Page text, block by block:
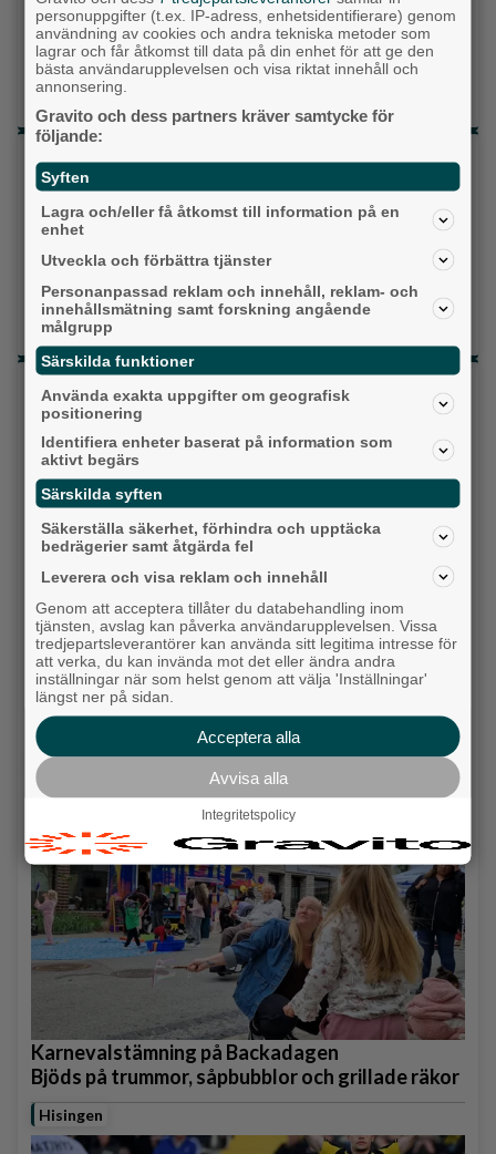
Liberalerna
Vet ej
Topp tre denna veckan
Milstolpen: Ny tunnel är på plats under
järnvägen
Detta händer i Alingsås 3–10 augusti
Gatuköksklassiker blev succé – nu växlar
Ånga upp
Senaste artiklarna
Alingsås
Detta händer i Alingsås 3–10 augusti
Backa/Kärra
Karnevalstämning på Backadagen
Bjöds på trummor, såpbubblor och grillade räkor
Hisingen
personuppgifter (t.ex. IP-adress, enhetsidentifierare) genom
användning av cookies och andra tekniska metoder som
lagrar och får åtkomst till data på din enhet för att ge den
bästa användarupplevelsen och visa riktat innehåll och
annonsering.
Gravito och dess partners kräver samtycke för
följande:
Syften
Lagra och/eller få åtkomst till information på en
enhet
Utveckla och förbättra tjänster
Personanpassad reklam och innehåll, reklam- och
innehållsmätning samt forskning angående
målgrupp
Särskilda funktioner
Använda exakta uppgifter om geografisk
positionering
Identifiera enheter baserat på information som
aktivt begärs
Särskilda syften
Säkerställa säkerhet, förhindra och upptäcka
bedrägerier samt åtgärda fel
Leverera och visa reklam och innehåll
Genom att acceptera tillåter du databehandling inom
tjänsten, avslag kan påverka användarupplevelsen. Vissa
tredjepartsleverantörer kan använda sitt legitima intresse för
att verka, du kan invända mot det eller ändra andra
inställningar när som helst genom att välja 'Inställningar'
längst ner på sidan.
Acceptera alla
Avvisa alla
Integritetspolicy